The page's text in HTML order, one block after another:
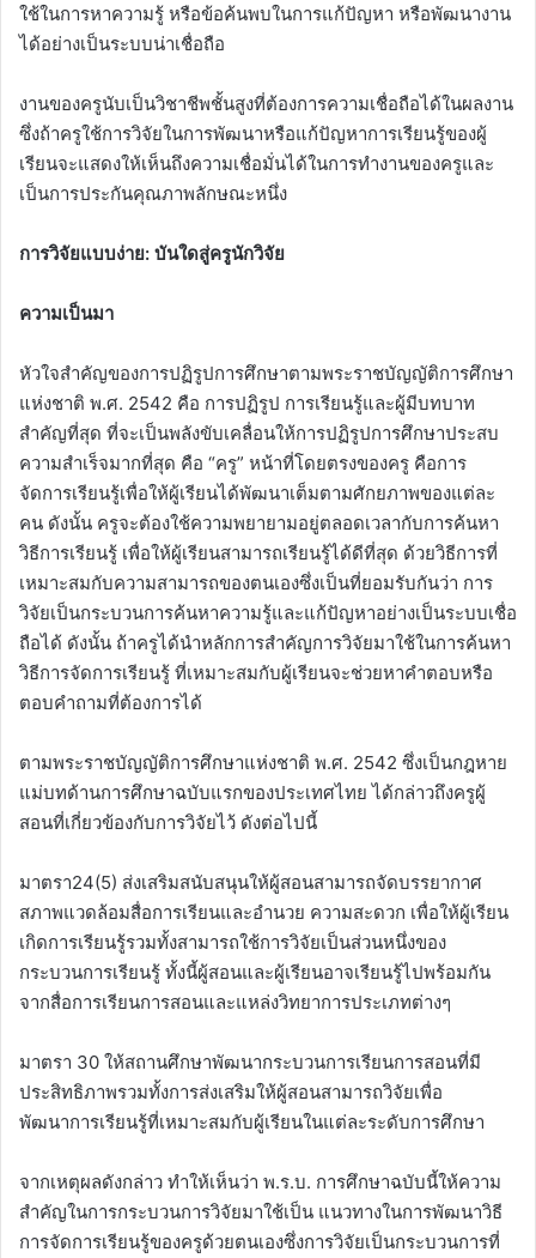
ใช้ในการหาความรู้ หรือข้อค้นพบในการแก้ปัญหา หรือพัฒนางาน
ได้อย่างเป็นระบบน่าเชื่อถือ
งานของครูนับเป็นวิชาชีพชั้นสูงที่ต้องการความเชื่อถือได้ในผลงาน
ซึ่งถ้าครูใช้การวิจัยในการพัฒนาหรือแก้ปัญหาการเรียนรู้ของผู้
เรียนจะแสดงให้เห็นถึงความเชื่อมั่นได้ในการทำงานของครูและ
เป็นการประกันคุณภาพลักษณะหนึ่ง
การวิจัยแบบง่าย: บันใดสู่ครูนักวิจัย
ความเป็นมา
หัวใจสำคัญของการปฏิรูปการศึกษาตามพระราชบัญญัติการศึกษา
แห่งชาติ พ.ศ. 2542 คือ การปฏิรูป การเรียนรู้และผู้มีบทบาท
สำคัญที่สุด ที่จะเป็นพลังขับเคลื่อนให้การปฏิรูปการศึกษาประสบ
ความสำเร็จมากที่สุด คือ “ครู” หน้าที่โดยตรงของครู คือการ
จัดการเรียนรู้เพื่อให้ผู้เรียนได้พัฒนาเต็มตามศักยภาพของแต่ละ
คน ดังนั้น ครูจะต้องใช้ความพยายามอยู่ตลอดเวลากับการค้นหา
วิธีการเรียนรู้ เพื่อให้ผู้เรียนสามารถเรียนรู้ได้ดีที่สุด ด้วยวิธีการที่
เหมาะสมกับความสามารถของตนเองซึ่งเป็นที่ยอมรับกันว่า การ
วิจัยเป็นกระบวนการค้นหาความรู้และแก้ปัญหาอย่างเป็นระบบเชื่อ
ถือได้ ดังนั้น ถ้าครูได้นำหลักการสำคัญการวิจัยมาใช้ในการค้นหา
วิธีการจัดการเรียนรู้ ที่เหมาะสมกับผู้เรียนจะช่วยหาคำตอบหรือ
ตอบคำถามที่ต้องการได้
ตามพระราชบัญญัติการศึกษาแห่งชาติ พ.ศ. 2542 ซึ่งเป็นกฎหาย
แม่บทด้านการศึกษาฉบับแรกของประเทศไทย ได้กล่าวถึงครูผู้
สอนที่เกี่ยวข้องกับการวิจัยไว้ ดังต่อไปนี้
มาตรา24(5) ส่งเสริมสนับสนุนให้ผู้สอนสามารถจัดบรรยากาศ
สภาพแวดล้อมสื่อการเรียนและอำนวย ความสะดวก เพื่อให้ผู้เรียน
เกิดการเรียนรู้รวมทั้งสามารถใช้การวิจัยเป็นส่วนหนึ่งของ
กระบวนการเรียนรู้ ทั้งนี้ผู้สอนและผู้เรียนอาจเรียนรู้ไปพร้อมกัน
จากสื่อการเรียนการสอนและแหล่งวิทยาการประเภทต่างๆ
มาตรา 30 ให้สถานศึกษาพัฒนากระบวนการเรียนการสอนที่มี
ประสิทธิภาพรวมทั้งการส่งเสริมให้ผู้สอนสามารถวิจัยเพื่อ
พัฒนาการเรียนรู้ที่เหมาะสมกับผู้เรียนในแต่ละระดับการศึกษา
จากเหตุผลดังกล่าว ทำให้เห็นว่า พ.ร.บ. การศึกษาฉบับนี้ให้ความ
สำคัญในการกระบวนการวิจัยมาใช้เป็น แนวทางในการพัฒนาวิธี
การจัดการเรียนรู้ของครูด้วยตนเองซึ่งการวิจัยเป็นกระบวนการที่